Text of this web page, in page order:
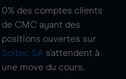
0% des comptes clients
de CMC ayant des
positions ouvertes sur
Soitec SA s'attendent à
une move du cours.